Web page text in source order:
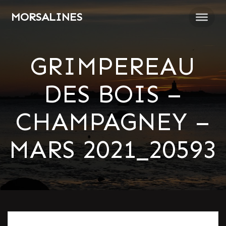
Passer
au
MORSALINES
GRIMPEREAU
DES BOIS –
CHAMPAGNEY –
MARS 2021_20593